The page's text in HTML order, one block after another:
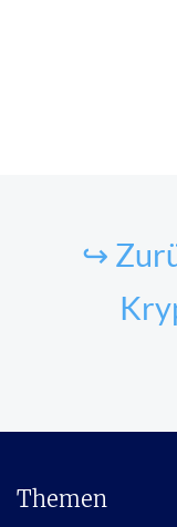
↪
Themen